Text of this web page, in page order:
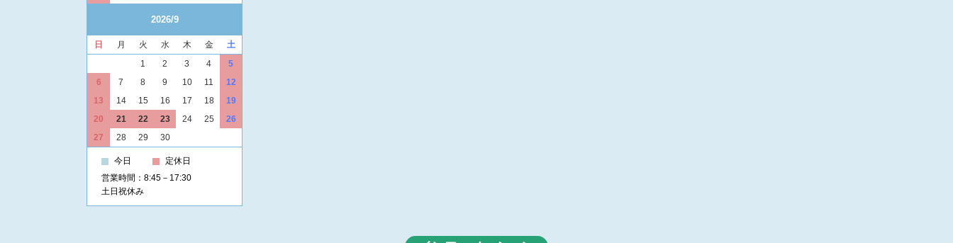
2026/9
日 月 火 水 木 金
土
1
2 3 4
5
6
7 8 9 10 11
12
13
14 15 16 17 18
19
20
21 22 23 24 25
26
27
28 29 30
今日
定休日
営業時間：8:45－17:30
土日祝休み